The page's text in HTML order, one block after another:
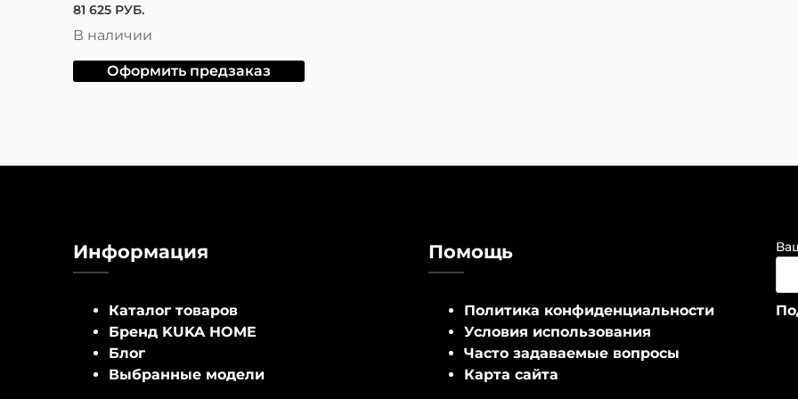
81 625 РУБ.
В наличии
Оформить предзаказ
Информация
Каталог товаров
Бренд KUKA HOME
Блог
Выбранные модели
Помощь
Политика конфиденциальности
Условия использования
Часто задаваемые вопросы
Карта сайта